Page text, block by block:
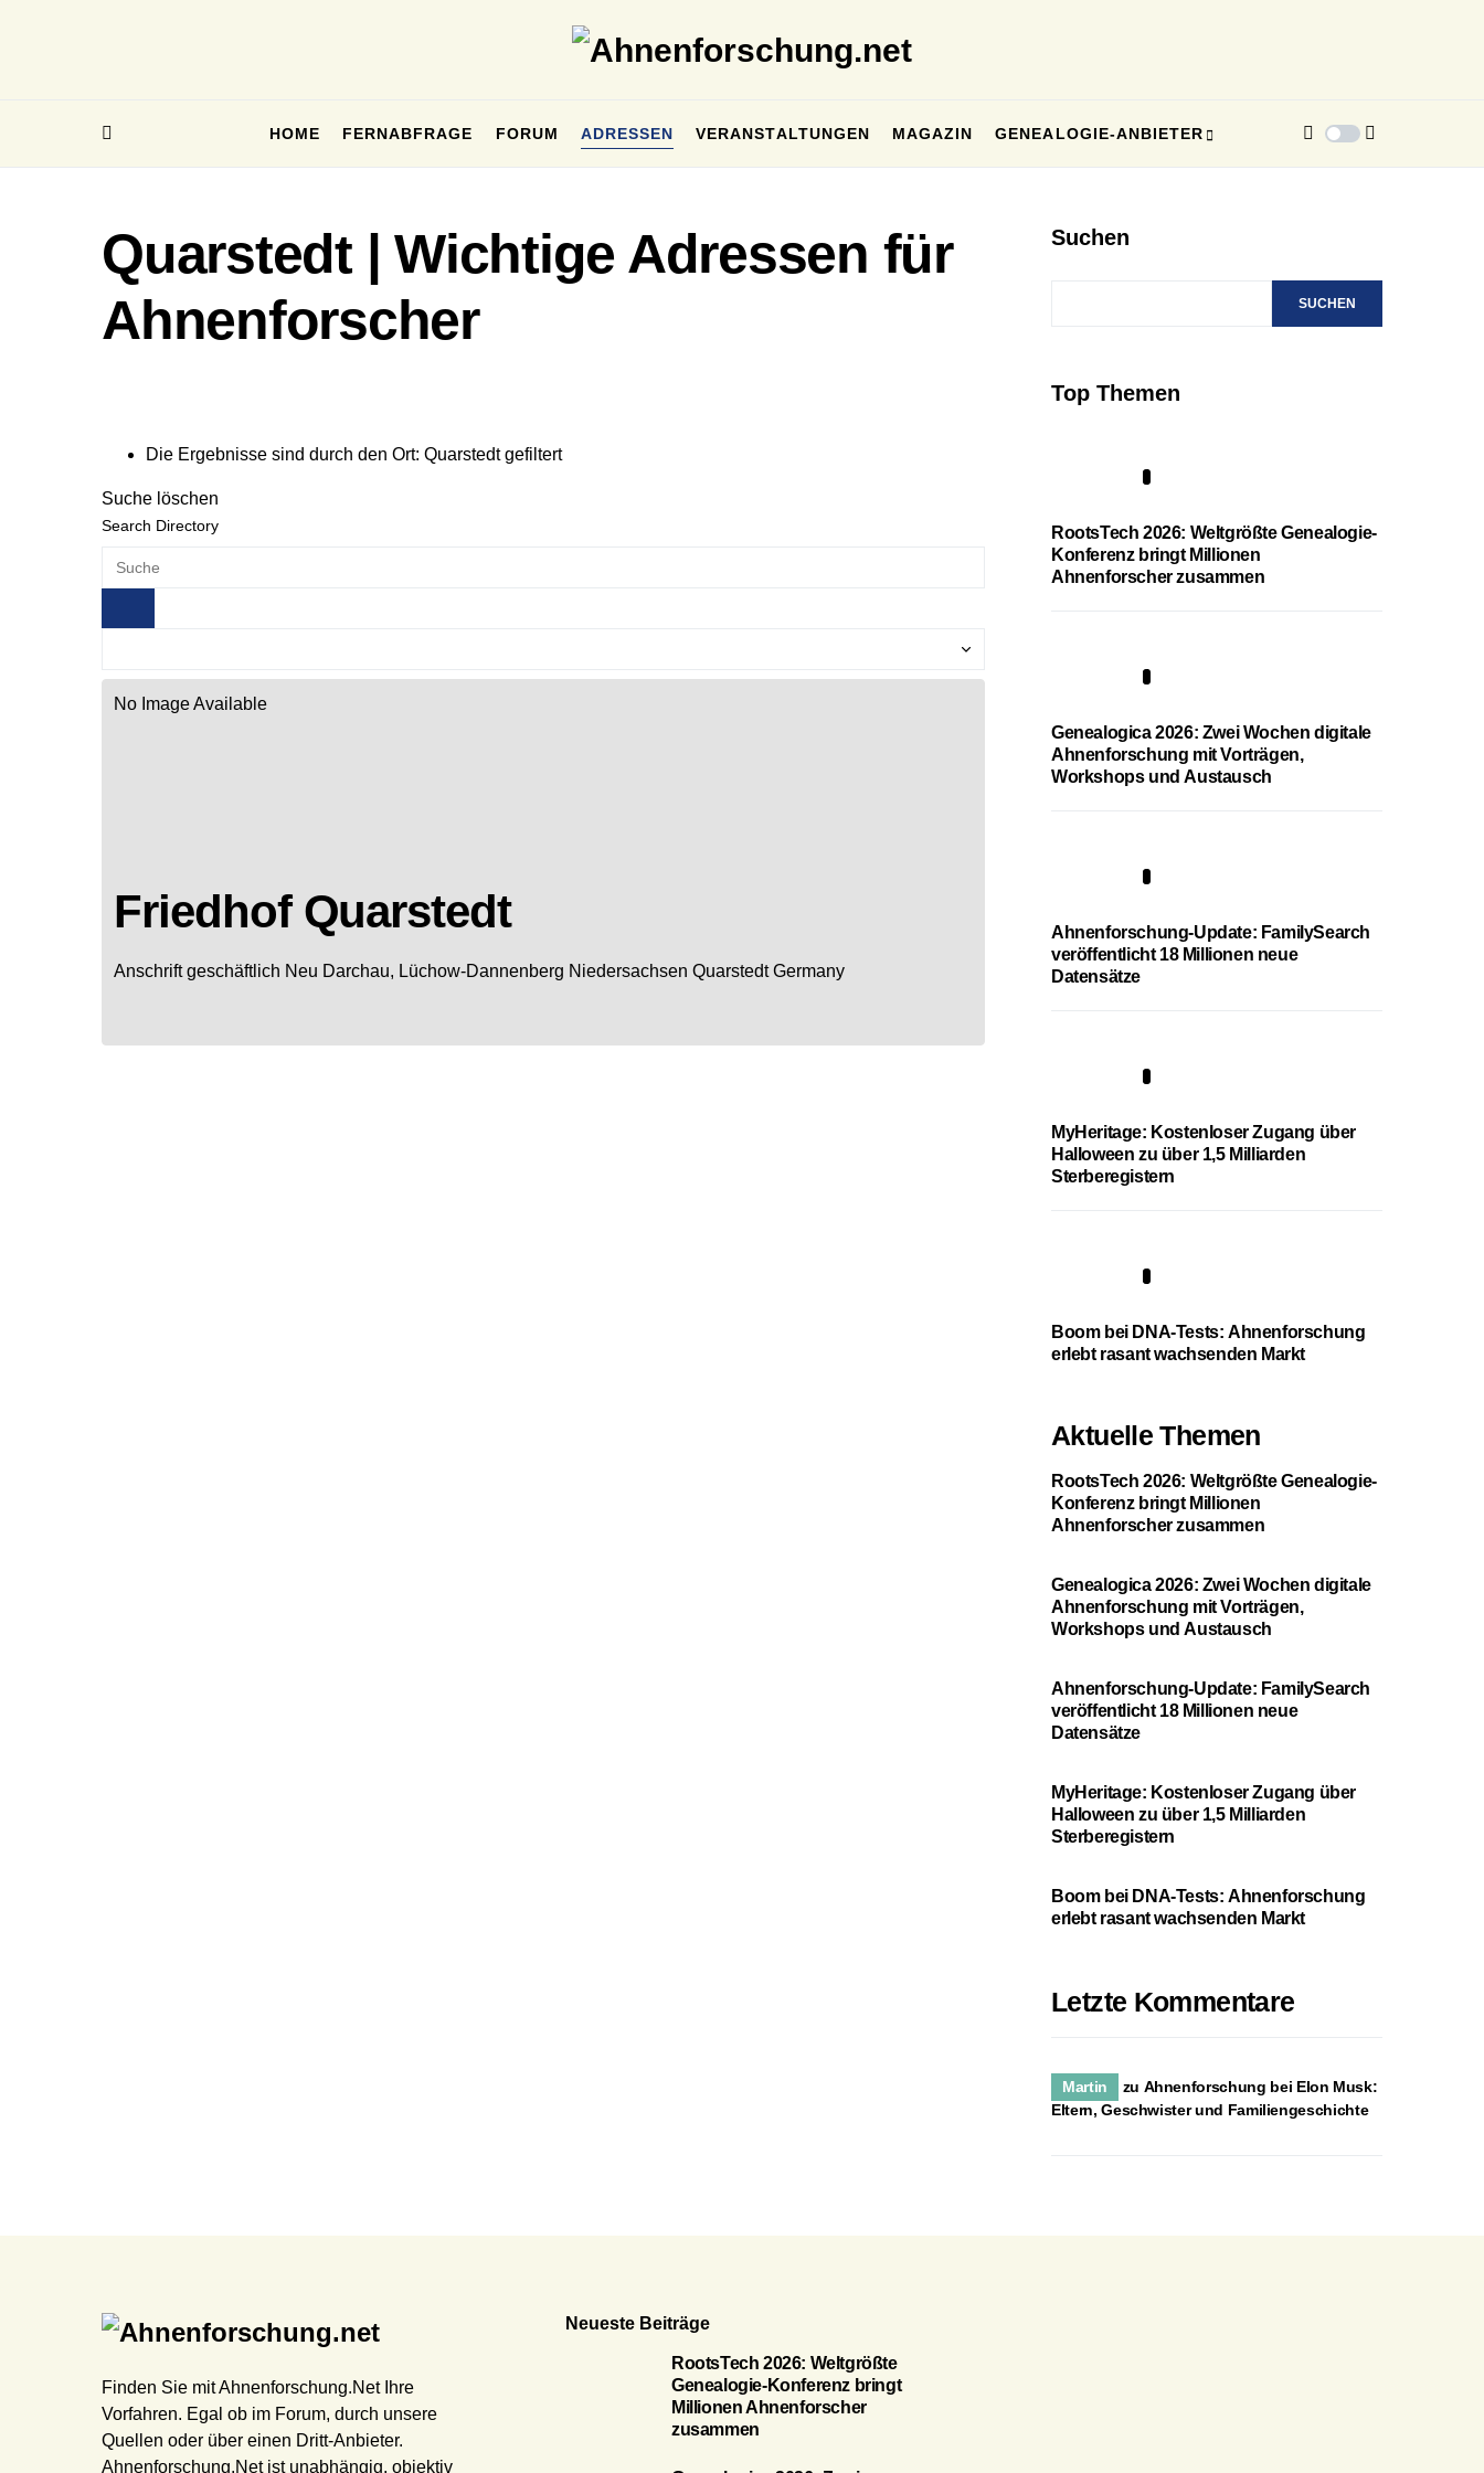
HOME FERNABFRAGE FORUM ADRESSEN VERANSTALTUNGEN MAGAZIN GENEALOGIE-ANBIETER
Quarstedt | Wichtige Adressen für
Ahnenforscher
Die Ergebnisse sind durch den Ort: Quarstedt gefiltert
Suche löschen
Search Directory
No Image Available
Friedhof Quarstedt
Anschrift geschäftlich Neu Darchau, Lüchow-Dannenberg Niedersachsen Quarstedt Germany
Suchen
SUCHEN
Top Themen
RootsTech 2026: Weltgrößte Genealogie-
Konferenz bringt Millionen
Ahnenforscher zusammen
Genealogica 2026: Zwei Wochen digitale
Ahnenforschung mit Vorträgen,
Workshops und Austausch
Ahnenforschung-Update: FamilySearch
veröffentlicht 18 Millionen neue
Datensätze
MyHeritage: Kostenloser Zugang über
Halloween zu über 1,5 Milliarden
Sterberegistern
Boom bei DNA-Tests: Ahnenforschung
erlebt rasant wachsenden Markt
Aktuelle Themen
RootsTech 2026: Weltgrößte Genealogie-
Konferenz bringt Millionen
Ahnenforscher zusammen
Genealogica 2026: Zwei Wochen digitale
Ahnenforschung mit Vorträgen,
Workshops und Austausch
Ahnenforschung-Update: FamilySearch
veröffentlicht 18 Millionen neue
Datensätze
MyHeritage: Kostenloser Zugang über
Halloween zu über 1,5 Milliarden
Sterberegistern
Boom bei DNA-Tests: Ahnenforschung
erlebt rasant wachsenden Markt
Letzte Kommentare
Martin zu Ahnenforschung bei Elon Musk:
Eltern, Geschwister und Familiengeschichte
Finden Sie mit Ahnenforschung.Net Ihre
Vorfahren. Egal ob im Forum, durch unsere
Quellen oder über einen Dritt-Anbieter.
Ahnenforschung.Net ist unabhängig, objektiv
Neueste Beiträge
RootsTech 2026: Weltgrößte
Genealogie-Konferenz bringt
Millionen Ahnenforscher
zusammen